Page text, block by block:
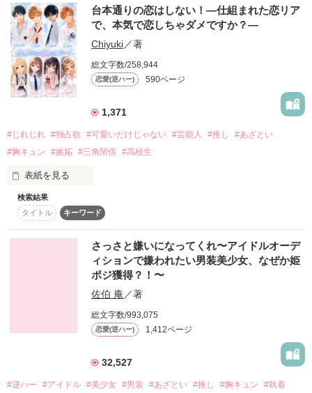
を含む
詳しく検索
タイトル キーワード 作家名 表紙コメント
あらすじ
ジャンル
感想
全て 完結 更新中
長編
作品の長さについて
超短編で謎をしかけろ！100文字ミステリーコンテスト
台本通りの恋はしない！―仕組まれた恋リア
で、本気で恋しちゃダメですか？―
Chiyuki／著
総文字数/258,944
恋愛(逆ハー) 590ページ
1,371
#じれじれ #独占欲 #可愛いだけじゃない #芸能人 #推し
#あざとい
#胸キュン
#嫉妬 #三角関係 #高校生
表紙を見る
*毎日更新*
現在のストーリーは後半戦に突入しています
一気読み歓迎♡今からでも追いつけます！
この物語は、【フィクション】です。
高校生の男女8人が、
【アオハルvacation】
検索結果
タイトル
キーワード
さっさと嫌いになってくれ〜アイドルオーデ
ィションで嫌われたい男装美少女、なぜか姫
ポジ獲得？！〜
佐伯 庵 ／著
総文字数/993,075
恋愛(逆ハー) 1,412ページ
32,527
#逆ハー #アイドル #美少女 #男装 #あざとい #推し #胸キュン
#執着